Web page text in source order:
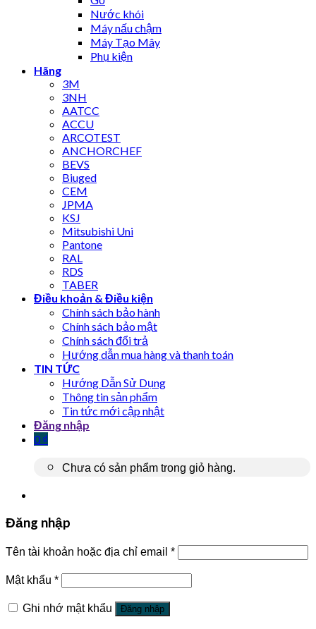
Nước khói
Máy nấu chậm
Máy Tạo Mây
Phụ kiện
Hãng
3M
3NH
AATCC
ACCU
ARCOTEST
ANCHORCHEF
BEVS
Biuged
CEM
JPMA
KSJ
Mitsubishi Uni
Pantone
RAL
RDS
TABER
Điều khoản & Điều kiện
Chính sách bảo hành
Chính sách bảo mật
Chính sách đổi trả
Hướng dẫn mua hàng và thanh toán
TIN TỨC
Hướng Dẫn Sử Dụng
Thông tin sản phẩm
Tin tức mới cập nhật
Đăng nhập
0 ₫
Chưa có sản phẩm trong giỏ hàng.
Đăng nhập
Tên tài khoản hoặc địa chỉ email *
Mật khẩu *
Ghi nhớ mật khẩu Đăng nhập